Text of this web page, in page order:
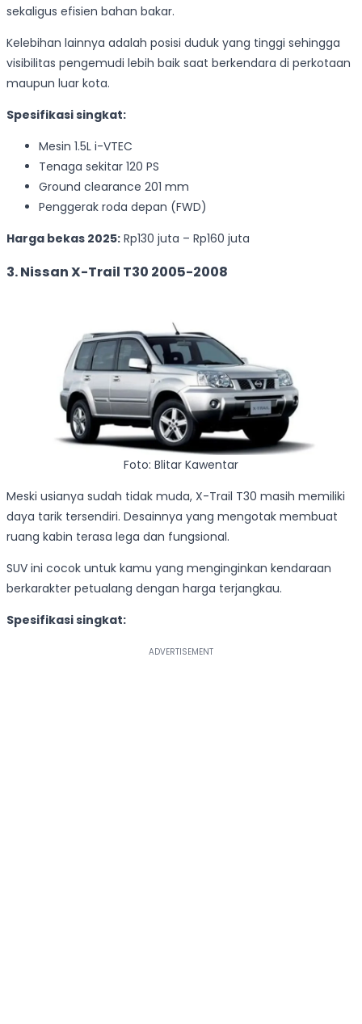
sekaligus efisien bahan bakar.
Kelebihan lainnya adalah posisi duduk yang tinggi sehingga
visibilitas pengemudi lebih baik saat berkendara di perkotaan
maupun luar kota.
Spesifikasi singkat:
Mesin 1.5L i-VTEC
Tenaga sekitar 120 PS
Ground clearance 201 mm
Penggerak roda depan (FWD)
Harga bekas 2025: Rp130 juta – Rp160 juta
3. Nissan X-Trail T30 2005-2008
Foto: Blitar Kawentar
Meski usianya sudah tidak muda, X-Trail T30 masih memiliki
daya tarik tersendiri. Desainnya yang mengotak membuat
ruang kabin terasa lega dan fungsional.
SUV ini cocok untuk kamu yang menginginkan kendaraan
berkarakter petualang dengan harga terjangkau.
Spesifikasi singkat: